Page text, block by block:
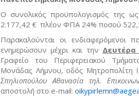
Ο συνολικός προϋπολογισμός της
2.177,42 € πλέον ΦΠΑ 24% ποσού
Παρακαλούνται οι ενδιαφερόμενοι
ενημερώσουν μέχρι και την
Γραφείο του Περιφερειακού
Μονάδας Λήμνου, οδός Μητροπολίτη
Σπηλιοπούλου Αθανασία τηλ.
αποστολή στο e-mail: